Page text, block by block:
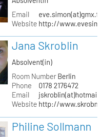
Email
eve.simon(at)gmx.fr
Website http://
Jana Skroblin
Absolvent(in)
Room NumberBerlin
Phone
0178 2176472
Email
Website http://
Philine Sollmann